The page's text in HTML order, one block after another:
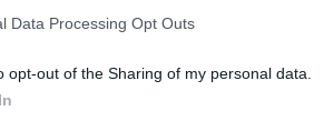
Data Processing Opt Outs
opt-out of the Sharing of my personal data.
00:01:01
lėktuvo katastrofos
priežastis: tyrimas truko
Rūta